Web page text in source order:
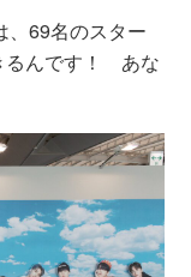
、69名のスター
るんです！ あな